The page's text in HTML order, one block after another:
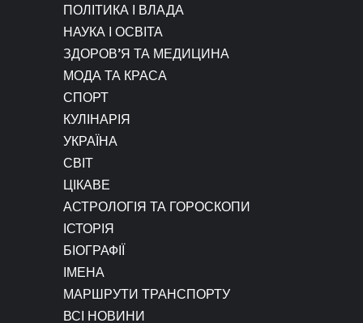
ПОЛІТИКА І ВЛАДА
НАУКА І ОСВІТА
ЗДОРОВ’Я ТА МЕДИЦИНА
МОДА ТА КРАСА
СПОРТ
КУЛІНАРІЯ
УКРАЇНА
СВІТ
ЦІКАВЕ
АСТРОЛОГІЯ ТА ГОРОСКОПИ
ІСТОРІЯ
БІОГРАФІЇ
ІМЕНА
МАРШРУТИ ТРАНСПОРТУ
ВСІ НОВИНИ